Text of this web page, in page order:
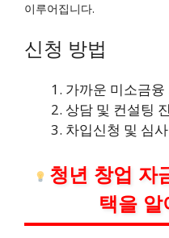
이루어집니다.
신청 방법
가까운 미소금융
상담 및 컨설팅
차입신청 및 심사
청년 창업 자
택을 알